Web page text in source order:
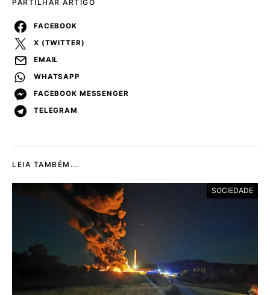
PARTILHAR ARTIGO
FACEBOOK
X (TWITTER)
EMAIL
WHATSAPP
FACEBOOK MESSENGER
TELEGRAM
LEIA TAMBÉM...
SOCIEDADE